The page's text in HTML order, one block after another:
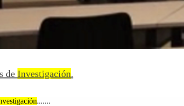
de Investigación.
.......